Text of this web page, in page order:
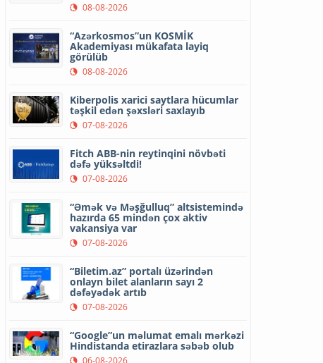
08-08-2026
“Azərkosmos”un KOSMİK
Akademiyası mükafata layiq
görülüb
08-08-2026
Kiberpolis xarici saytlara hücumlar
təşkil edən şəxsləri saxlayıb
07-08-2026
Fitch ABB-nin reytinqini növbəti
dəfə yüksəltdi!
07-08-2026
“Əmək və Məşğulluq” altsistemində
hazırda 65 mindən çox aktiv
vakansiya var
07-08-2026
“Biletim.az” portalı üzərindən
onlayn bilet alanların sayı 2
dəfəyədək artıb
07-08-2026
“Google”un məlumat emalı mərkəzi
Hindistanda etirazlara səbəb olub
06-08-2026